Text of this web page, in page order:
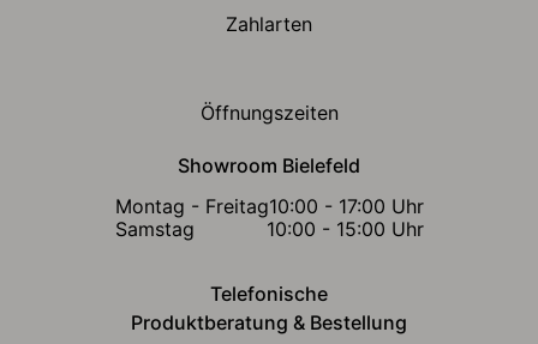
Zahlarten
Öffnungszeiten
Showroom Bielefeld
Montag - Freitag10:00 - 17:00 Uhr
Samstag
10:00 - 15:00 Uhr
Telefonische
Produktberatung & Bestellung